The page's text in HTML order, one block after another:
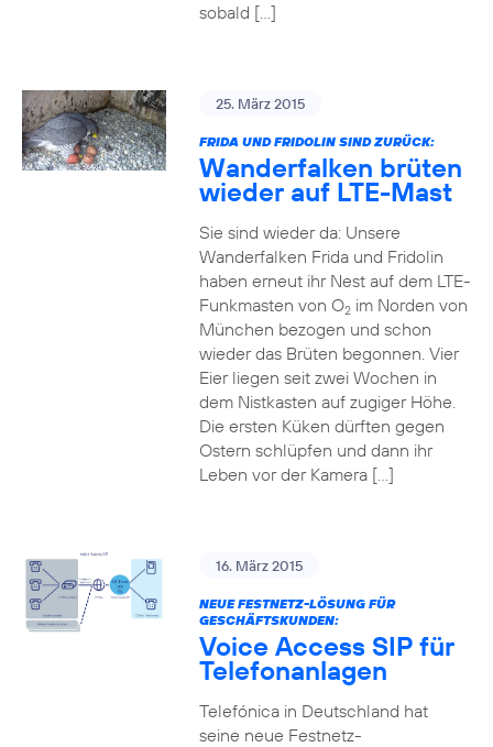
sobald […]
25. März 2015
FRIDA UND FRIDOLIN SIND ZURÜCK:
Wanderfalken brüten
wieder auf LTE-Mast
Sie sind wieder da: Unsere
Wanderfalken Frida und Fridolin
haben erneut ihr Nest auf dem LTE-
Funkmasten von O2im Norden von
München bezogen und schon
wieder das Brüten begonnen. Vier
Eier liegen seit zwei Wochen in
dem Nistkasten auf zugiger Höhe.
Die ersten Küken dürften gegen
Ostern schlüpfen und dann ihr
Leben vor der Kamera […]
16. März 2015
NEUE FESTNETZ-LÖSUNG FÜR
GESCHÄFTSKUNDEN:
Voice Access SIP für
Telefonanlagen
Telefónica in Deutschland hat
seine neue Festnetz-